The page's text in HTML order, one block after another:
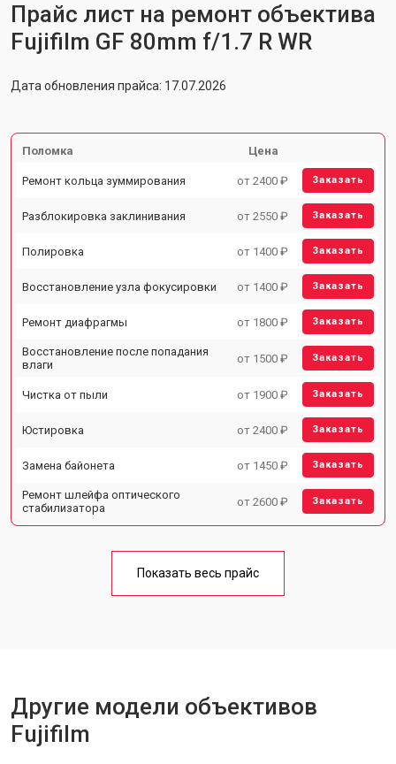
Прайс лист на ремонт объектива
Fujifilm GF 80mm f/1.7 R WR
Дата обновления прайса: 17.07.2026
Поломка Цена
Ремонт кольца зуммирования от 2400 ₽ Заказать
Разблокировка заклинивания от 2550 ₽ Заказать
Полировка от 1400 ₽ Заказать
Восстановление узла фокусировки от 1400 ₽ Заказать
Ремонт диафрагмы от 1800 ₽ Заказать
Восстановление после попадания
влаги
от 1500 ₽ Заказать
Чистка от пыли от 1900 ₽ Заказать
Юстировка от 2400 ₽ Заказать
Замена байонета от 1450 ₽ Заказать
Ремонт шлейфа оптического
стабилизатора
от 2600 ₽ Заказать
Показать весь прайс
Другие модели объективов
Fujifilm